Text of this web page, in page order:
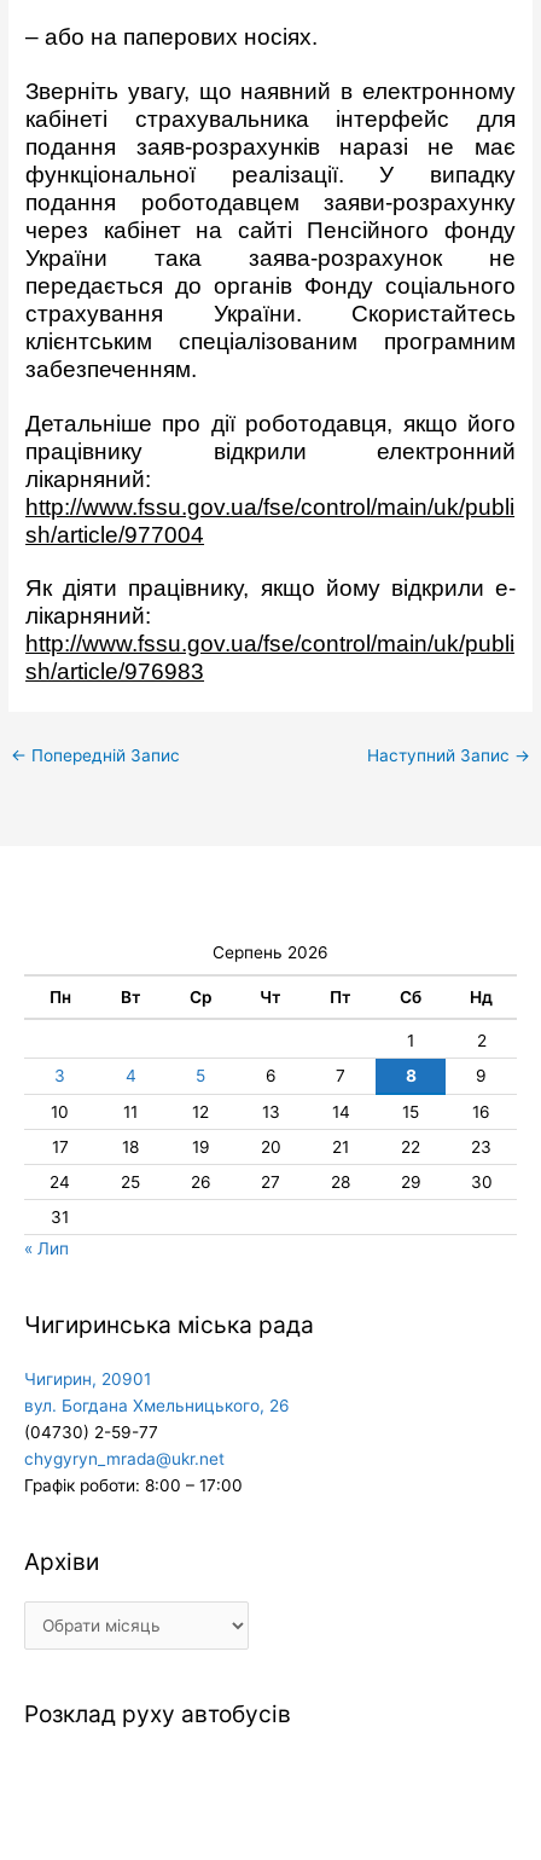
– або на паперових носіях.
Зверніть увагу, що наявний в електронному
кабінеті страхувальника інтерфейс для
подання заяв-розрахунків наразі не має
функціональної реалізації. У випадку
подання роботодавцем заяви-розрахунку
через кабінет на сайті Пенсійного фонду
України така заява-розрахунок не
передається до органів Фонду соціального
страхування України. Скористайтесь
клієнтським спеціалізованим програмним
забезпеченням.
Детальніше про дії роботодавця, якщо його
працівнику відкрили електронний
лікарняний:
http://www.fssu.gov.ua/fse/control/main/uk/publi
sh/article/977004
Як діяти працівнику, якщо йому відкрили е-
лікарняний:
http://www.fssu.gov.ua/fse/control/main/uk/publi
sh/article/976983
← Попередній Запис Наступний Запис →
Серпень 2026
Пн Вт Ср Чт Пт Сб Нд
1
2
3
4 5 6 7 8
9
10
11 12 13 14 15
16
17
18 19 20 21 22
23
24
25 26 27 28 29
30
31
« Лип
Чигиринська міська рада
Чигирин, 20901
вул. Богдана Хмельницького, 26
(04730) 2-59-77
chygyryn_mrada@ukr.net
Графік роботи: 8:00 – 17:00
Архіви
Архіви
Розклад руху автобусів